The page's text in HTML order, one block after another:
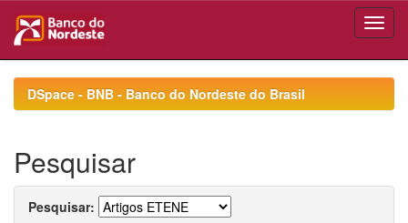
navigationDSpace - BNB - Banco do Nordeste do Brasil
Pesquisar
Pesquisar: